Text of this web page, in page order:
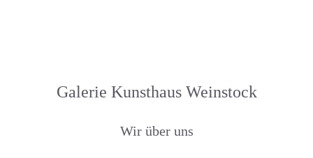
Galerie Kunsthaus Weinstock
Wir über uns